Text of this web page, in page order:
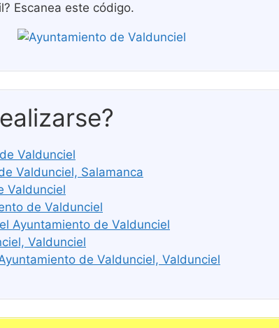
Escanea este código.
Valdunciel
Valdunciel, Salamanca
Valdunciel
de Valdunciel
Ayuntamiento de Valdunciel
Valdunciel
de Valdunciel, Valdunciel